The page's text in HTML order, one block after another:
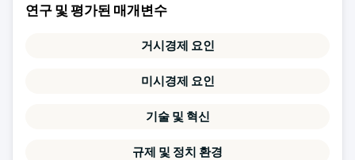
연구 및 평가된 매개변수
거시경제 요인
미시경제 요인
기술 및 혁신
규제 및 정치 환경